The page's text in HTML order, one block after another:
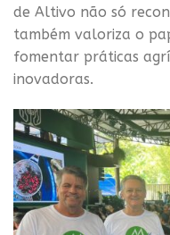
de Altivo não só
também valoriza o
fomentar práticas
inovadoras.